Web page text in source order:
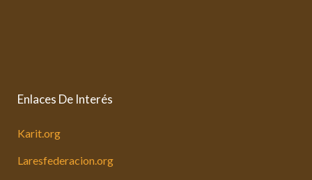
Enlaces De Interés
Karit.org
Laresfederacion.org